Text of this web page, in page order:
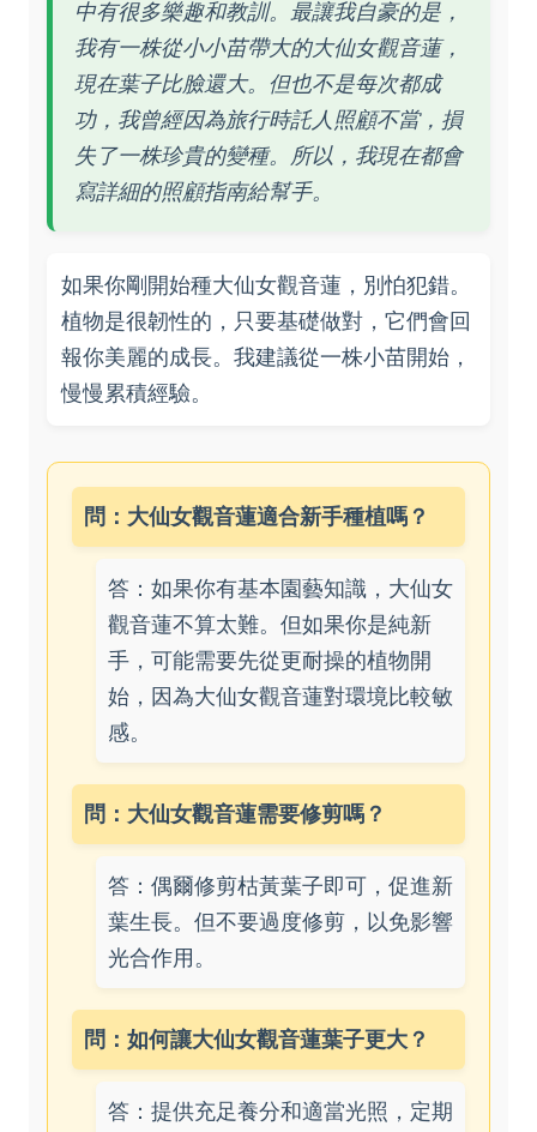
中有很多樂趣和教訓。最讓我自豪的是，
我有一株從小小苗帶大的大仙女觀音蓮，
現在葉子比臉還大。但也不是每次都成
功，我曾經因為旅行時託人照顧不當，損
失了一株珍貴的變種。所以，我現在都會
寫詳細的照顧指南給幫手。
如果你剛開始種大仙女觀音蓮，別怕犯錯。
植物是很韌性的，只要基礎做對，它們會回
報你美麗的成長。我建議從一株小苗開始，
慢慢累積經驗。
問：大仙女觀音蓮適合新手種植嗎？
答：如果你有基本園藝知識，大仙女
觀音蓮不算太難。但如果你是純新
手，可能需要先從更耐操的植物開
始，因為大仙女觀音蓮對環境比較敏
感。
問：大仙女觀音蓮需要修剪嗎？
答：偶爾修剪枯黃葉子即可，促進新
葉生長。但不要過度修剪，以免影響
光合作用。
問：如何讓大仙女觀音蓮葉子更大？
答：提供充足養分和適當光照，定期